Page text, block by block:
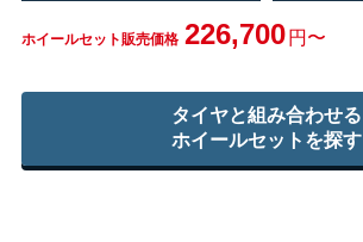
ホイールセット販売価格 226,700 円〜
タイヤと組み合わせる
ホイールセットを探す